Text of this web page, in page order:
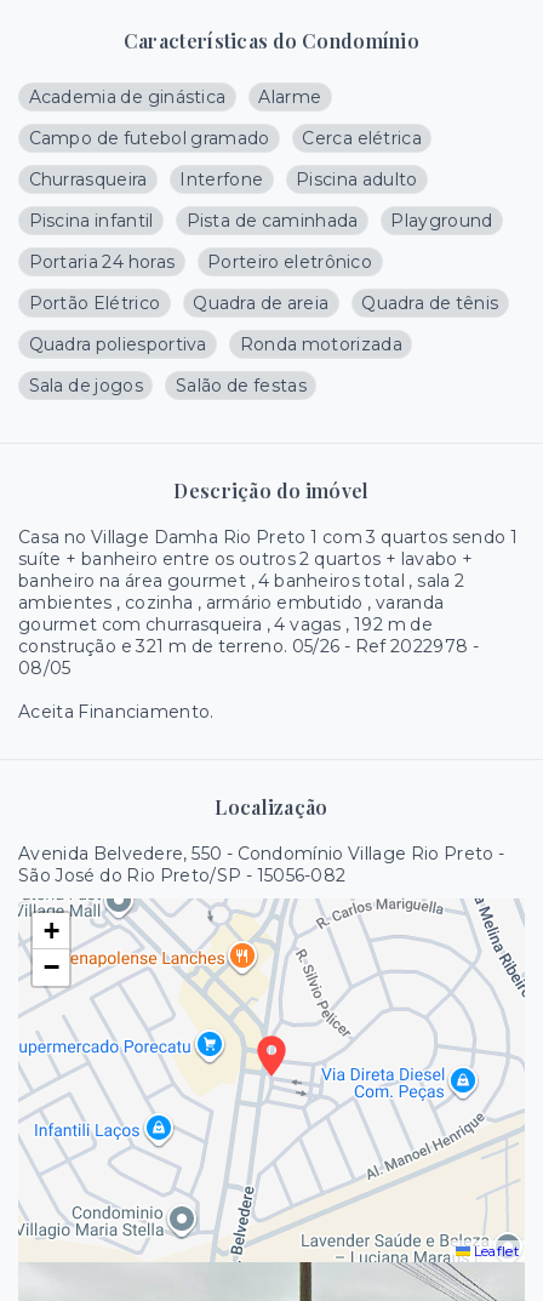
Características do Condomínio
Academia de ginástica
Alarme
Campo de futebol gramado
Cerca elétrica
Churrasqueira
Interfone
Piscina adulto
Piscina infantil
Pista de caminhada
Playground
Portaria 24 horas
Porteiro eletrônico
Portão Elétrico
Quadra de areia
Quadra de tênis
Quadra poliesportiva
Ronda motorizada
Sala de jogos
Salão de festas
Descrição do imóvel
Casa no Village Damha Rio Preto 1 com 3 quartos sendo 1
suíte + banheiro entre os outros 2 quartos + lavabo +
banheiro na área gourmet , 4 banheiros total , sala 2
ambientes , cozinha , armário embutido , varanda
gourmet com churrasqueira , 4 vagas , 192 m de
construção e 321 m de terreno. 05/26 - Ref 2022978 -
08/05
Aceita Financiamento.
Localização
Avenida Belvedere, 550 - Condomínio Village Rio Preto -
São José do Rio Preto/SP - 15056-082
+
−
Leaflet